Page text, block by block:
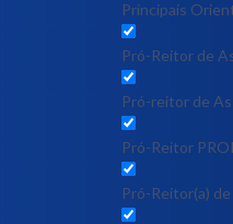
Principais
Pró-Reitor de
Pró-reitor de
Pró-Reitor
Pró-Reitor(a)